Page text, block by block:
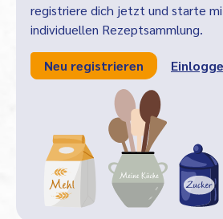
registriere dich jetzt und starte
individuellen Rezeptsammlung.
Neu registrieren